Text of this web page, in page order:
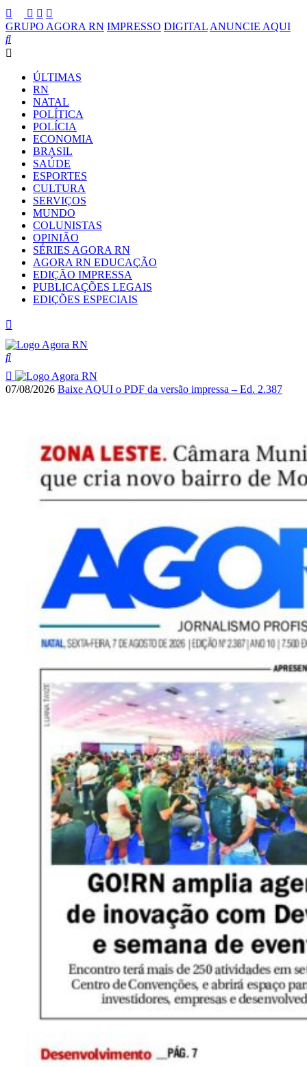
GRUPO AGORA RN IMPRESSO DIGITAL ANUNCIE AQUI
ÚLTIMAS
RN
NATAL
POLÍTICA
POLÍCIA
ECONOMIA
BRASIL
SAÚDE
ESPORTES
CULTURA
SERVIÇOS
MUNDO
COLUNISTAS
OPINIÃO
SÉRIES AGORA RN
AGORA RN EDUCAÇÃO
EDIÇÃO IMPRESSA
PUBLICAÇÕES LEGAIS
EDIÇÕES ESPECIAIS
07/08/2026 Baixe AQUI o PDF da versão impressa – Ed. 2.387